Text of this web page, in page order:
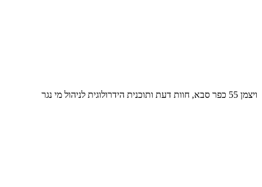
ויצמן 55 כפר סבא, חוות דעת ותוכנית הידרולוגית לניהול מי נגר